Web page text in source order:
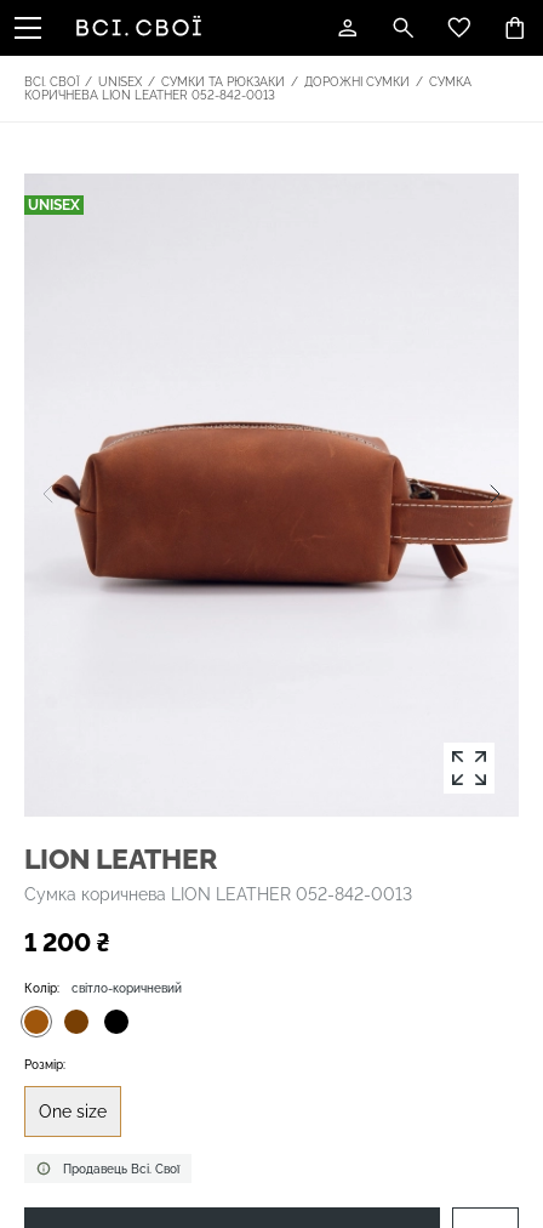
ВСІ. СВОЇ / UNISEX / СУМКИ ТА РЮКЗАКИ / ДОРОЖНІ СУМКИ / СУМКА
КОРИЧНЕВА LION LEATHER 052-842-0013
UNISEX
LION LEATHER
Сумка коричнева LION LEATHER 052-842-0013
1 200 ₴
Продавець Всі. Свої
Колір: світло-коричневий
Розмір:
One size